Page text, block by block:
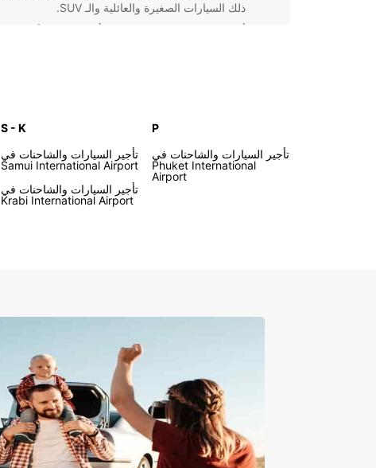
ذلك السيارات الصغيرة والعائلية والـ SUV.
بالاضافة إلى ذلك، تقدم Europcar عروض خاصة وتخفيضات
للعملاء المميزين، مما يجعل تأجير السيارات منها خيار مثالي
للسفر في تايلاند. احجز الآن واستمتع برحلة لا تنسى في هذا
S - K
تأجير السيارات والشاحنات في
Samui International Airport
تأجير السيارات والشاحنات في
Krabi International Airport
P
تأجير السيارات والشاحنات في
Phuket International
Airport